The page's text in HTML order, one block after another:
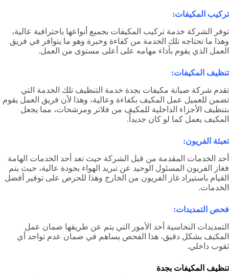
تركيب المكيفات:
توفر الشركة خدمة تركيب المكيفات بجميع أنواعها باحترافية عالية،
وهذا ما تحتاجه تلك الخدمة من كفاءة وخبرة وهو ما يتوافر في فريق
العمل الذي يقوم بأداء مهامه على أعلى مستوى من العمل.
تنظيف المكيفات:
تقدم شركة صيانة مكيفات بجدة خدمة التنظيف تلك الخدمة التي
تضمن للعميل عمل المكيف بكفاءة وعالية، وهذا لأن فريق العمل يقوم
بتنظيف الأجزاء الداخلية للمكيف من فلاتر ومرشحات، مما يجعل
المكيف يعمل كما لو كان جديداً.
تعبئة الفريون:
أحد الخدمات المقدمة من قبل الشركة حيث تعد أحد الخدمات الهامة
فغاز الفريون المسئول الوحيد عن تبريد الهواء بجودة عالية، حيث يتم
القيام باستيراد غاز الفريون من الخارج وهذا للحرص على توفير أفضل
الخدمات.
فحص التمديدات:
التمديدات النحاسية أحد الأمور التي يتم عن طريقها ضمان عمل
المكيف بشكل دقيق، هذا الفحص يساهم في ضمان عدم تواجد أي
ثقوب داخلي.
تنظيف المكيفات بجدة